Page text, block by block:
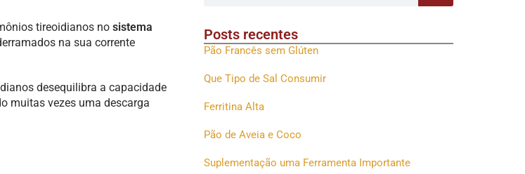
tireoidianos no sistema
na sua corrente
desequilibra a capacidade
muitas vezes uma descarga
Posts recentes
Pão Francês sem Glúten
Que Tipo de Sal Consumir
Ferritina Alta
Pão de Aveia e Coco
Suplementação uma Ferramenta Importante